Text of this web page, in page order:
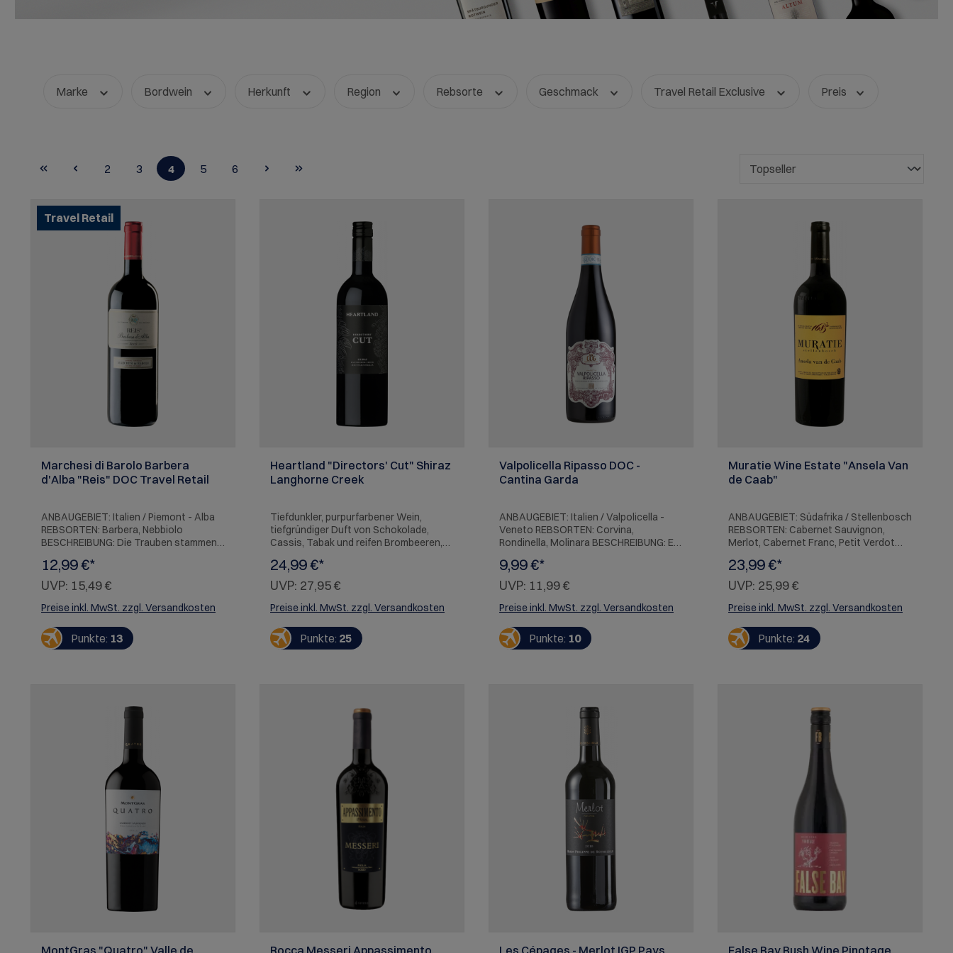
Marke Bordwein Herkunft Region Rebsorte Geschmack Travel Retail Exclusive Preis
Seite
2
Seite
3
Seite
4
Seite
5
Seite
6
Travel Retail
Marchesi di Barolo Barbera
d'Alba "Reis" DOC Travel Retail
ANBAUGEBIET: Italien / Piemont - Alba
REBSORTEN: Barbera, Nebbiolo
BESCHREIBUNG: Die Trauben stammen
Herzen des Piemont. Die Fruchtsüße
wird von moderater Säure und reifen
Tanninen begleitet, die von der Reife in
kleinen Fässern aus französischer
intensiv nach wilden Beeren und
Gewürzen. Am Gaumen treffen Frische
Rinderschmortopf (Spezzatino al
12,99 €*
UVP: 15,49 €
Preise inkl. MwSt. zzgl. Versandkosten
Punkte: 13
Heartland "Directors' Cut" Shiraz
Langhorne Creek
Tiefdunkler, purpurfarbener Wein,
tiefgründiger Duft von Schokolade,
Cassis, Tabak und reifen Brombeeren,
Blaubeere und Schwarzkirsche sowie
Pfeffer, Schokolade, Nelke,
Schwarzkümmel und Zeder. Ungemein
langer Abgang, der auf ein großartiges
SERVIEREMPFEHLUNG: zu gegrilltem und
gebratenem Fleisch und kräftigen
24,99 €*
UVP: 27,95 €
Preise inkl. MwSt. zzgl. Versandkosten
Punkte: 25
Valpolicella Ripasso DOC -
Cantina Garda
ANBAUGEBIET: Italien / Valpolicella -
Veneto REBSORTEN: Corvina,
Rondinella, Molinara BESCHREIBUNG: Ein
gut ausbalanciert mit samtigen
Tanninen und einer unaufdringlichen
Barriquenote. Das Bukett ist intensiv
duftig, es zeigen sich Aromen von roter
Gewürze. SERVIEREMPFEHLUNG:
Ribollita – toskanische Bauernsuppe mit
9,99 €*
UVP: 11,99 €
Preise inkl. MwSt. zzgl. Versandkosten
Punkte: 10
Muratie Wine Estate "Ansela Van
de Caab"
ANBAUGEBIET: Südafrika / Stellenbosch
REBSORTEN: Cabernet Sauvignon,
Merlot, Cabernet Franc, Petit Verdot
Beeren und cremiger Vanille, umhüllt
vom Duft kubanischer Zigarren. Die
intensiven Fruchtaromen am Gaumen
und gut eingebundene Tannine erinnern
was bei Betrachtung der verwendeten
Rebsorten auch nicht verwunderlich ist.
Campher. Nachdem Ansela 1699 aus der
Sklaverei freikam, heirateten Sie und
gründeten eine Familie auf Muratie. Wie
romantisch... SERVIEREMPFEHLUNG:
Geschmorte Lammhaxe, BBQ
23,99 €*
UVP: 25,99 €
Preise inkl. MwSt. zzgl. Versandkosten
Punkte: 24
MontGras "Quatro" Valle de
Rocca Messeri Appassimento
Les Cépages - Merlot IGP Pays
False Bay Bush Wine Pinotage